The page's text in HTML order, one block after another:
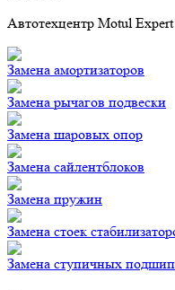
Автотехцентр Motul
Замена амортизаторов
Замена рычагов подвески
Замена шаровых опор
Замена сайлентблоков
Замена пружин
Замена стоек
Замена ступичных